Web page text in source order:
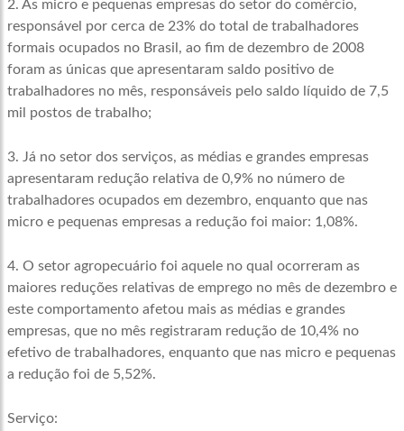
2. As micro e pequenas empresas do setor do comércio,
responsável por cerca de 23% do total de trabalhadores
formais ocupados no Brasil, ao fim de dezembro de 2008
foram as únicas que apresentaram saldo positivo de
trabalhadores no mês, responsáveis pelo saldo líquido de 7,5
mil postos de trabalho;
3. Já no setor dos serviços, as médias e grandes empresas
apresentaram redução relativa de 0,9% no número de
trabalhadores ocupados em dezembro, enquanto que nas
micro e pequenas empresas a redução foi maior: 1,08%.
4. O setor agropecuário foi aquele no qual ocorreram as
maiores reduções relativas de emprego no mês de dezembro e
este comportamento afetou mais as médias e grandes
empresas, que no mês registraram redução de 10,4% no
efetivo de trabalhadores, enquanto que nas micro e pequenas
a redução foi de 5,52%.
Serviço: